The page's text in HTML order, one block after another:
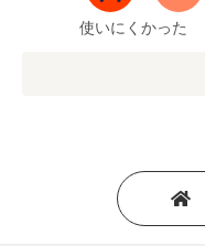
使いにくかった